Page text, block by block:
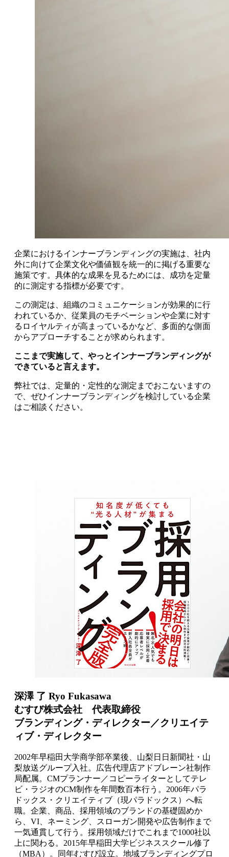
企業におけるインナーブランディングの実施は、社内
外に向けて企業文化や価値観を統一的に掲げる重要な
施策です。具体的な成果を見るためには、成功を定量
的に測定する指標が必要です。
この測定は、組織のコミュニケーションが効果的に行
われているか、従業員のモチベーションや企業に対す
るロイヤルティが高まっているかなど、多面的な側面
からアプローチすることが求められます。
ここまで実施して、やっとインナーブランディングが
できていると言えます。
弊社では、定量的・定性的な測定までおこないますの
で、ぜひインナーブランディングを検討している企業
はご相談ください。
深澤 了 Ryo Fukasawa
むすび株式会社 代表取締役
ブランディング・ディレクター／クリエイテ
ィブ・ディレクター
2002年早稲田大学商学部卒業後、山梨日日新聞社・山
梨放送グループ入社。広告代理店アドブレーン社制作
局配属。CMプランナー／コピーライターとしてテレ
ビ・ラジオのCM制作を年間数百本行う。2006年パラ
ドックス・クリエイティブ（現パラドックス）へ転
職。企業、商品、採用領域のブランドの基礎固めか
ら、VI、ネーミング、スローガン開発や広告制作まで
一気通貫して行う。採用領域だけでこれまで1000社以
上に関わる。2015年早稲田大学ビジネススクール修了
（MBA）。同年むすび設立。地域ブランディングプロ